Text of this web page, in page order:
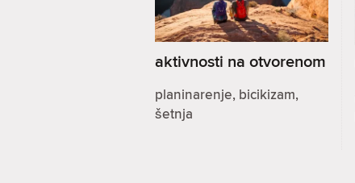
aktivnosti na otvorenom
planinarenje, bicikizam,
šetnja